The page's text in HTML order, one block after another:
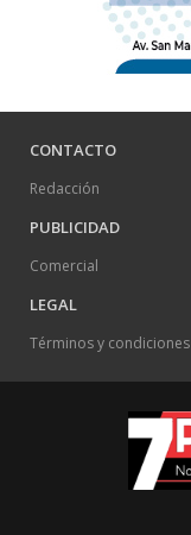
CONTACTO
Redacción
PUBLICIDAD
Comercial
LEGAL
Términos y condiciones